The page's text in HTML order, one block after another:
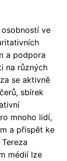
osobností ve
a podpora
na různých
se aktivně
sbírek
mnoho lidí,
a přispět ke
médií lze